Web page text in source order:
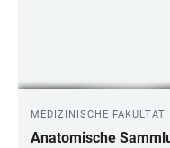
MEDIZINISCHE FAKULTÄT
Anatomische